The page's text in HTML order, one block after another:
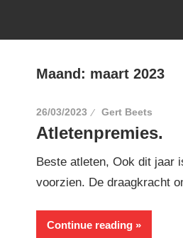
Maand: maart 2023
26/03/2023 Gert Beets
Atletenpremies.
Beste atleten, Ook dit jaar
voorzien. De draagkracht
Continue reading